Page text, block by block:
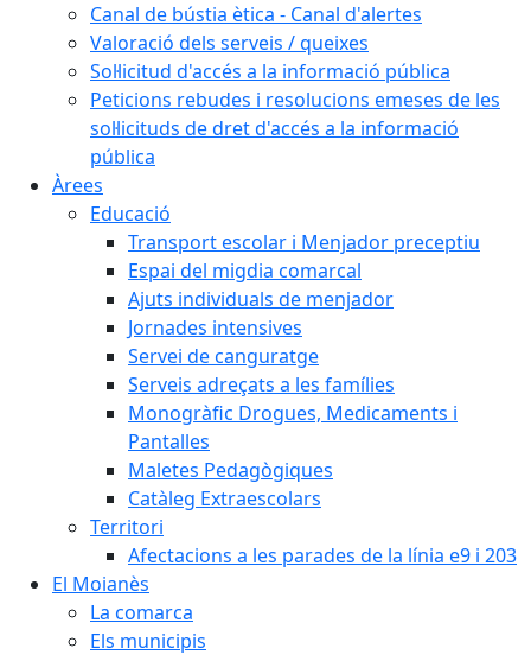
Canal de bústia ètica - Canal d'alertes
Valoració dels serveis / queixes
Sol·licitud d'accés a la informació pública
Peticions rebudes i resolucions emeses de les
sol·licituds de dret d'accés a la informació
pública
Àrees
Educació
Transport escolar i Menjador preceptiu
Espai del migdia comarcal
Ajuts individuals de menjador
Jornades intensives
Servei de canguratge
Serveis adreçats a les famílies
Monogràfic Drogues, Medicaments i
Pantalles
Maletes Pedagògiques
Catàleg Extraescolars
Territori
Afectacions a les parades de la línia e9 i 203
El Moianès
La comarca
Els municipis